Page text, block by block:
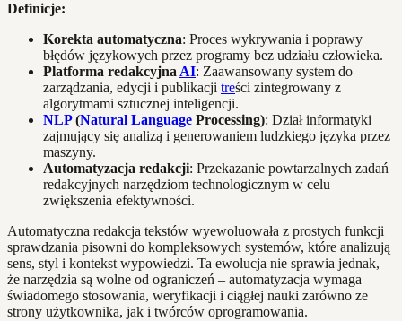
Definicje:
Korekta automatyczna: Proces wykrywania i poprawy
błędów językowych przez programy bez udziału człowieka.
Platforma redakcyjna AI: Zaawansowany system do
zarządzania, edycji i publikacji treści zintegrowany z
algorytmami sztucznej inteligencji.
NLP(Natural Language Processing): Dział informatyki
zajmujący się analizą i generowaniem ludzkiego języka przez
maszyny.
Automatyzacja redakcji: Przekazanie powtarzalnych zadań
redakcyjnych narzędziom technologicznym w celu
zwiększenia efektywności.
Automatyczna redakcja tekstów wyewoluowała z prostych funkcji
sprawdzania pisowni do kompleksowych systemów, które analizują
sens, styl i kontekst wypowiedzi. Ta ewolucja nie sprawia jednak,
że narzędzia są wolne od ograniczeń – automatyzacja wymaga
świadomego stosowania, weryfikacji i ciągłej nauki zarówno ze
strony użytkownika, jak i twórców oprogramowania.